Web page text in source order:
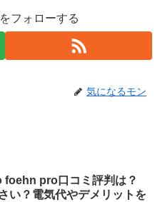
フォローする
気になるモン
foehn pro口コミ評判は？
い？電気代やデメリットを